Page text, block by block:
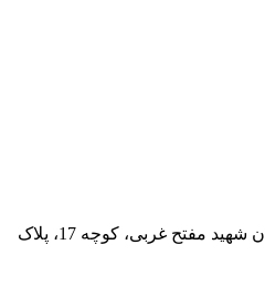
قم، خیابان شهید عطاران، خیابان شهید مفتح غربی، کوچه 17، پلاک